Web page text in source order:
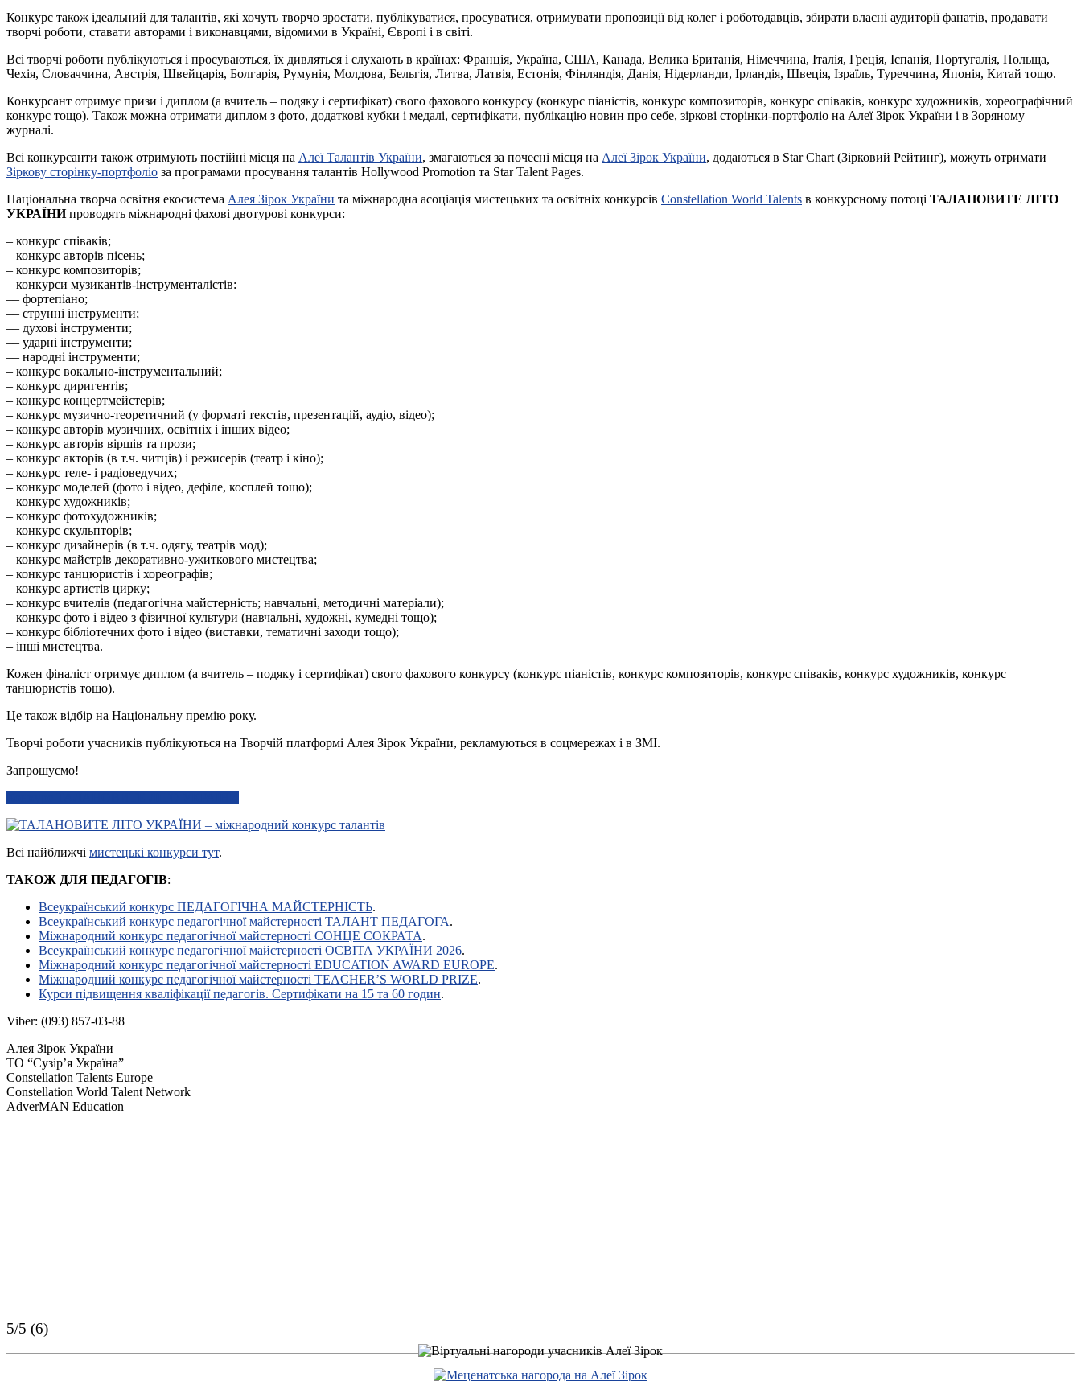
Конкурс також ідеальний для талантів, які хочуть творчо зростати, публікуватися, просуватися, отримувати пропозиції від колег і роботодавців, збирати власні аудиторії фанатів, продавати
творчі роботи, ставати авторами і виконавцями, відомими в Україні, Європі і в світі.
Всі творчі роботи публікуються і просуваються, їх дивляться і слухають в країнах: Франція, Україна, США, Канада, Велика Британія, Німеччина, Італія, Греція, Іспанія, Португалія, Польща,
Чехія, Словаччина, Австрія, Швейцарія, Болгарія, Румунія, Молдова, Бельгія, Литва, Латвія, Естонія, Фінляндія, Данія, Нідерланди, Ірландія, Швеція, Ізраїль, Туреччина, Японія, Китай тощо.
Конкурсант отримує призи і диплом (а вчитель – подяку і сертифікат) свого фахового конкурсу (конкурс піаністів, конкурс композиторів, конкурс співаків, конкурс художників, хореографічний
конкурс тощо). Також можна отримати диплом з фото, додаткові кубки і медалі, сертифікати, публікацію новин про себе, зіркові сторінки-портфоліо на Алеї Зірок України і в Зоряному
журналі.
Всі конкурсанти також отримують постійні місця на Алеї Талантів України, змагаються за почесні місця на Алеї Зірок України, додаються в Star Chart (Зірковий Рейтинг), можуть отримати
Зіркову сторінку-портфоліо за програмами просування талантів Hollywood Promotion та Star Talent Pages.
Національна творча освітня екосистема Алея Зірок України та міжнародна асоціація мистецьких та освітніх конкурсів Constellation World Talents в конкурсному потоці ТАЛАНОВИТЕ ЛІТО
УКРАЇНИпроводять міжнародні фахові двотурові конкурси:
– конкурс співаків;
– конкурс авторів пісень;
– конкурс композиторів;
– конкурси музикантів-інструменталістів:
–– фортепіано;
–– струнні інструменти;
–– духові інструменти;
–– ударні інструменти;
–– народні інструменти;
– конкурс вокально-інструментальний;
– конкурс диригентів;
– конкурс концертмейстерів;
– конкурс музично-теоретичний (у форматі текстів, презентацій, аудіо, відео);
– конкурс авторів музичних, освітніх і інших відео;
– конкурс авторів віршів та прози;
– конкурс акторів (в т.ч. читців) і режисерів (театр і кіно);
– конкурс теле- і радіоведучих;
– конкурс моделей (фото і відео, дефіле, косплей тощо);
– конкурс художників;
– конкурс фотохудожників;
– конкурс скульпторів;
– конкурс дизайнерів (в т.ч. одягу, театрів мод);
– конкурс майстрів декоративно-ужиткового мистецтва;
– конкурс танцюристів і хореографів;
– конкурс артистів цирку;
– конкурс вчителів (педагогічна майстерність; навчальні, методичні матеріали);
– конкурс фото і відео з фізичної культури (навчальні, художні, кумедні тощо);
– конкурс бібліотечних фото і відео (виставки, тематичні заходи тощо);
– інші мистецтва.
Кожен фіналіст отримує диплом (а вчитель – подяку і сертифікат) свого фахового конкурсу (конкурс піаністів, конкурс композиторів, конкурс співаків, конкурс художників, конкурс
танцюристів тощо).
Це також відбір на Національну премію року.
Творчі роботи учасників публікуються на Творчій платформі Алея Зірок України, рекламуються в соцмережах і в ЗМІ.
Запрошуємо!
Всі найближчі мистецькі конкурси тут.
ТАКОЖ ДЛЯ ПЕДАГОГІВ:
Всеукраїнський конкурс ПЕДАГОГІЧНА МАЙСТЕРНІСТЬ.
Всеукраїнський конкурс педагогічної майстерності ТАЛАНТ ПЕДАГОГА.
Міжнародний конкурс педагогічної майстерності СОНЦЕ СОКРАТА.
Всеукраїнський конкурс педагогічної майстерності ОСВІТА УКРАЇНИ 2026.
Міжнародний конкурс педагогічної майстерності EDUCATION AWARD EUROPE.
Міжнародний конкурс педагогічної майстерності TEACHER’S WORLD PRIZE.
Курси підвищення кваліфікації педагогів. Сертифікати на 15 та 60 годин.
Viber: (093) 857-03-88
Алея Зірок України
ТО “Сузір’я Україна”
Constellation Talents Europe
Constellation World Talent Network
AdverMAN Education
5/5 (6)